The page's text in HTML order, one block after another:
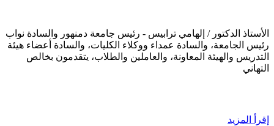
الأستاذ الدكتور / إلهامي ترابيس - رئيس جامعة دمنهور والسادة نواب
رئيس الجامعة، والسادة عمداء ووكلاء الكليات، والسادة أعضاء هيئة
التدريس والهيئة المعاونة، والعاملين والطلاب، يتقدمون بخالص
التهاني
إقرأ المزيد